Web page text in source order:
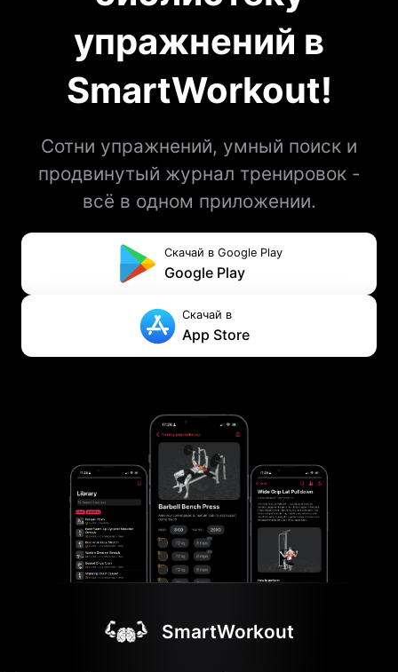
упражнений в
SmartWorkout!
Сотни упражнений, умный поиск и
продвинутый журнал тренировок -
всё в одном приложении.
Скачай в Google Play
Google Play
Скачай в
App Store
SmartWorkout